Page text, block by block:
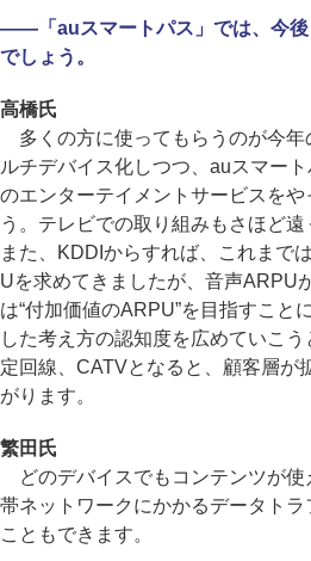
――「auスマートパス」では、今後
でしょう。
高橋氏
多くの方に使ってもらうのが今年
ルチデバイス化しつつ、auスマー
のエンターテイメントサービスをや
う。テレビでの取り組みもさほど遠
また、KDDIからすれば、これまで
Uを求めてきましたが、音声ARPU
は“付加価値のARPU”を目指すこと
した考え方の認知度を広めていこ
定回線、CATVとなると、顧客層が
がります。
繁田氏
どのデバイスでもコンテンツが使
帯ネットワークにかかるデータト
こともできます。